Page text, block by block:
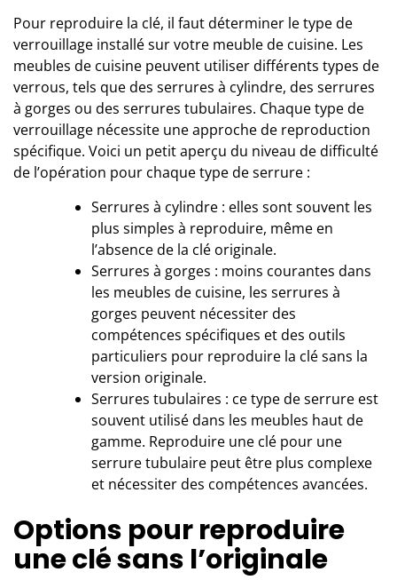
Pour reproduire la clé, il faut déterminer le type de
verrouillage installé sur votre meuble de cuisine. Les
meubles de cuisine peuvent utiliser différents types de
verrous, tels que des serrures à cylindre, des serrures
à gorges ou des serrures tubulaires. Chaque type de
verrouillage nécessite une approche de reproduction
spécifique. Voici un petit aperçu du niveau de difficulté
de l’opération pour chaque type de serrure :
Serrures à cylindre : elles sont souvent les
plus simples à reproduire, même en
l’absence de la clé originale.
Serrures à gorges : moins courantes dans
les meubles de cuisine, les serrures à
gorges peuvent nécessiter des
compétences spécifiques et des outils
particuliers pour reproduire la clé sans la
version originale.
Serrures tubulaires : ce type de serrure est
souvent utilisé dans les meubles haut de
gamme. Reproduire une clé pour une
serrure tubulaire peut être plus complexe
et nécessiter des compétences avancées.
Options pour reproduire
une clé sans l’originale